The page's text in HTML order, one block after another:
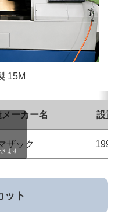
15M
ーカー名 設置
ザック 1992
ます
ット